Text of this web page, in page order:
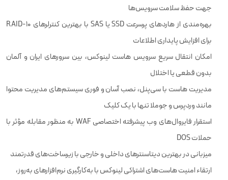
جهت حفظ سلامت سرویس‌ها
بهره‌مندی از هاردهای پرسرعت SSD یا SAS با بهترین کنترلرهای RAID-10
برای افزایش پایداری اطلاعات
امکان انتقال سریع سرویس هاست لینوکس، بین سرورهای ایران و آلمان
بدون قطعی یا اختلال
مدیریت هاست با سی‌پنل، نصب آسان و فوری سیستم‌های مدیریت محتوا
مانند وردپرس و جوملا تنها با یک کلیک
استقرار فایروال‌های وب پیشرفته اختصاصی WAF به منظور مقابله مؤثر با
حملات DOS
میزبانی در بهترین دیتاسنترهای داخلی و خارجی با زیرساخت‌های قدرتمند
ارتقاء امنیت هاست‌های اشتراکی لینوکس با به‌کارگیری نرم‌افزارهای به‌روز،